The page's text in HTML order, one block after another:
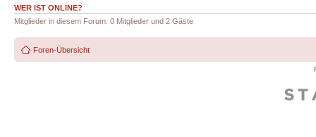
WER IST ONLINE?
Mitglieder in diesem Forum: 0 Mitglieder und 2 Gäste
Foren-Übersicht